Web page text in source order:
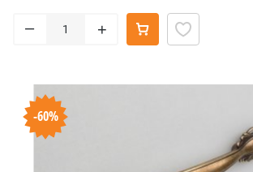
– +
-60%